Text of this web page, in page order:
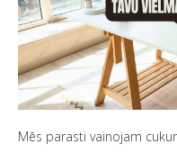
Mēs parasti vainojam